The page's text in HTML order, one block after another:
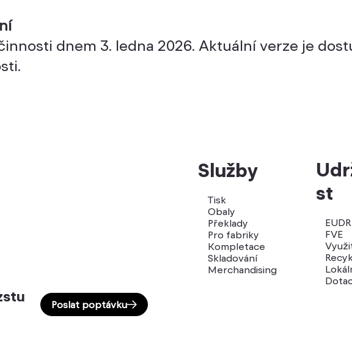
dnem 3. ledna 2026. Aktuální verze je
Poslat poptávku
Služby
Tisk
Obaly
Překlady
Pro fabriky
Kompletace
Skladování
Merchandising
st
EUDR
FVE